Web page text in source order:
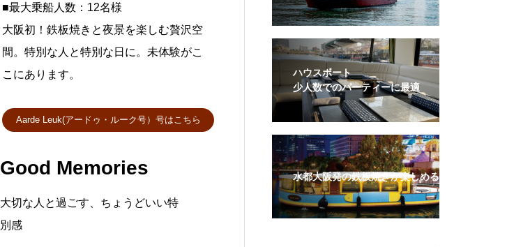
■最大乗船人数：12名様
大阪初！鉄板焼きと夜景を楽しむ贅沢空
間。特別な人と特別な日に。未体験がこ
こにあります。
Aarde Leuk(アードゥ・ルーク号）号はこちら
Good Memories
大切な人と過ごす、ちょうどいい特
別感
ハウスボート
少人数でのパーティーに最適
水都大阪発の鉄板焼きが楽しめる貸切クルーズ船